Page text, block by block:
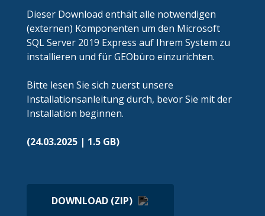
Dieser Download enthält alle notwendigen
(externen) Komponenten um den Microsoft
SQL Server 2019 Express auf Ihrem System zu
installieren und für GEObüro einzurichten.
Bitte lesen Sie sich zuerst unsere
Installationsanleitung durch, bevor Sie mit der
Installation beginnen.
(24.03.2025 | 1.5 GB)
DOWNLOAD (ZIP)